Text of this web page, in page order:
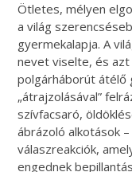
Ötletes, mélyen
a világ
gyermekalapja. A
nevet viselte, és azt
polgárháborút átélő
„átrajzolásával”
szívfacsaró,
ábrázoló alkotások
válaszreakciók,
engednek